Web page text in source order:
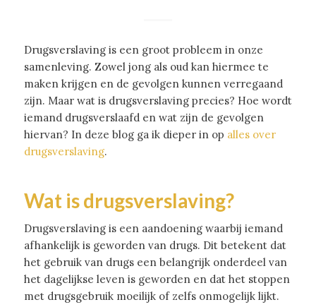
Drugsverslaving is een groot probleem in onze
samenleving. Zowel jong als oud kan hiermee te
maken krijgen en de gevolgen kunnen verregaand
zijn. Maar wat is drugsverslaving precies? Hoe wordt
iemand drugsverslaafd en wat zijn de gevolgen
hiervan? In deze blog ga ik dieper in op alles over
drugsverslaving.
Wat is drugsverslaving?
Drugsverslaving is een aandoening waarbij iemand
afhankelijk is geworden van drugs. Dit betekent dat
het gebruik van drugs een belangrijk onderdeel van
het dagelijkse leven is geworden en dat het stoppen
met drugsgebruik moeilijk of zelfs onmogelijk lijkt.